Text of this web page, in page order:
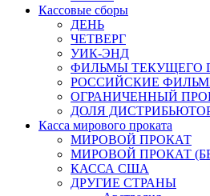
Кассовые сборы
ДЕНЬ
ЧЕТВЕРГ
УИК-ЭНД
ФИЛЬМЫ ТЕКУЩЕГО
РОССИЙСКИЕ
ОГРАНИЧЕННЫЙ
ДОЛЯ
Касса мирового проката
МИРОВОЙ ПРОКАТ
МИРОВОЙ ПРОКАТ
КАССА США
ДРУГИЕ СТРАНЫ